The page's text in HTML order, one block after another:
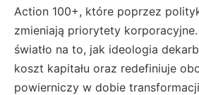
Action 100+, które poprzez
zmieniają priorytety
światło na to, jak ideologia
koszt kapitału oraz redefiniuje
powierniczy w dobie